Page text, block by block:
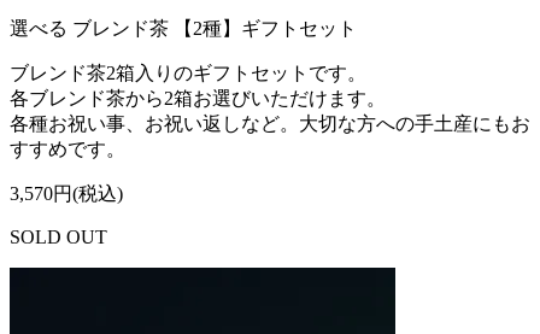
選べる ブレンド茶 【2種】ギフトセット
ブレンド茶2箱入りのギフトセットです。
各ブレンド茶から2箱お選びいただけます。
各種お祝い事、お祝い返しなど。大切な方への手土産にもお
すすめです。
3,570円(税込)
SOLD OUT